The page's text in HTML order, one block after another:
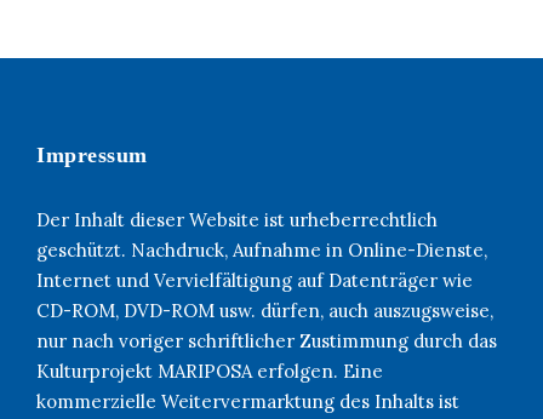
Impressum
Der Inhalt dieser Website ist urheberrechtlich
geschützt. Nachdruck, Aufnahme in Online-Dienste,
Internet und Vervielfältigung auf Datenträger wie
CD-ROM, DVD-ROM usw. dürfen, auch auszugsweise,
nur nach voriger schriftlicher Zustimmung durch das
Kulturprojekt MARIPOSA erfolgen. Eine
kommerzielle Weitervermarktung des Inhalts ist